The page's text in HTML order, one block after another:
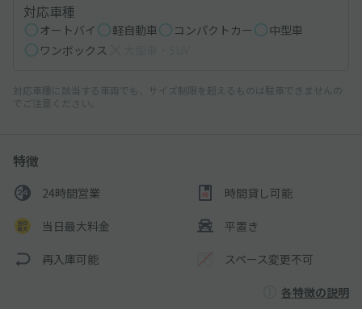
対応車種
オートバイ 軽自動車 コンパクトカー
中型車
ワンボックス
対応車種に該当する車両でも、サイズ制限を超えるものは駐車できませんの
でご注意ください。
特徴
24時間営業 時間貸し可能
当日最大料金 平置き
再入庫可能 スペース変更不可
各特徴の説明